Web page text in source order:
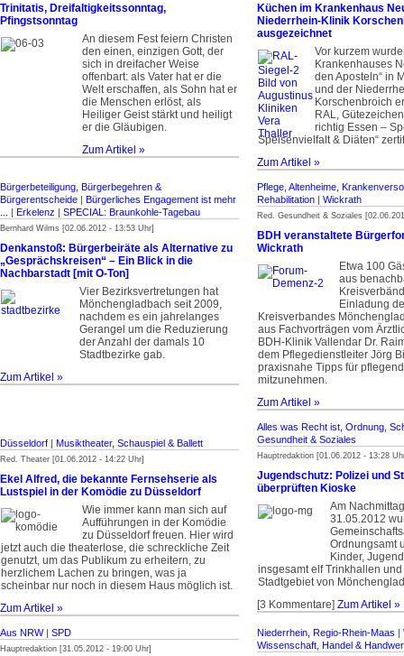
Trinitatis, Dreifaltigkeitssonntag,
Pfingstsonntag
An diesem Fest feiern Christen
den einen, einzigen Gott, der
sich in dreifacher Weise
offenbart: als Vater hat er die
Welt erschaffen, als Sohn hat er
die Menschen erlöst, als
Heiliger Geist stärkt und heiligt
er die Gläubigen.
Zum Artikel »
Küchen im Krankenhaus
Niederrhein-Klinik
ausgezeichnet
Vor kurzem
Krankenhauses
den Aposteln“ in
und der
Korschenbroich
RAL,
richtig Essen –
Speisenvielfalt & Diäten“
Zum Artikel »
Bürgerbeteiligung, Bürgerbegehren &
Bürgerentscheide | Bürgerliches Engagement ist mehr
| Erkelenz | SPECIAL: Braunkohle-Tagebau
Bernhard Wilms [02.06.2012 - 13:53 Uhr]
Denkanstoß: Bürgerbeiräte als Alternative zu
„Gesprächskreisen“ – Ein Blick in die
Nachbarstadt [mit O-Ton]
Vier Bezirksvertretungen hat
Mönchengladbach seit 2009,
nachdem es ein jahrelanges
Gerangel um die Reduzierung
der Anzahl der damals 10
Stadtbezirke gab.
Zum Artikel »
Pflege, Altenheime,
Rehabilitation | Wickrath
Red. Gesundheit & Soziales
BDH veranstaltete
Wickrath
Etwa 100
aus
Einladung
Kreisverbandes
aus Fachvorträgen vom
BDH-Klinik Vallendar Dr.
dem Pflegedienstleiter Jörg
praxisnahe Tipps für
mitzunehmen.
Zum Artikel »
Düsseldorf | Musiktheater, Schauspiel & Ballett
Red. Theater [01.06.2012 - 14:22 Uhr]
Ekel Alfred, die bekannte Fernsehserie als
Lustspiel in der Komödie zu Düsseldorf
Wie immer kann man sich auf
Aufführungen in der Komödie
zu Düsseldorf freuen. Hier wird
jetzt auch die theaterlose, die schreckliche Zeit
genutzt, um das Publikum zu erheitern, zu
herzlichem Lachen zu bringen, was ja
scheinbar nur noch in diesem Haus möglich ist.
Zum Artikel »
Alles was Recht ist, Ordnung,
Gesundheit & Soziales
Hauptredaktion [01.06.2012 - 13:28
Jugendschutz: Polizei und
überprüften Kioske
Am
31.05.2012
Ordnungsamt
Kinder,
insgesamt elf Trinkhallen
Stadtgebiet von
[3 Kommentare] Zum Artikel »
Aus NRW| SPD
Hauptredaktion [31.05.2012 - 19:00 Uhr]
Niederrhein, Regio-Rhein-Maas |
Wissenschaft, Handel &